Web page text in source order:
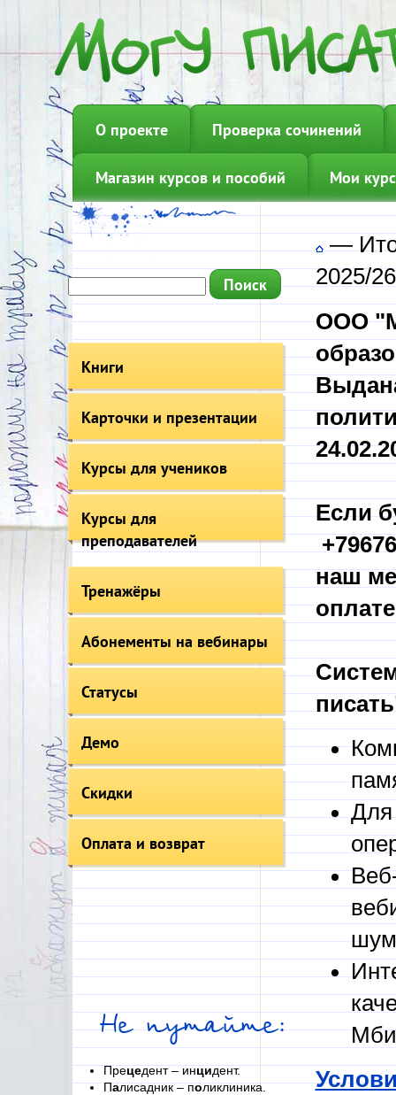
О проекте Проверка сочинений
Магазин курсов и пособий Мои
Книги
Карточки и презентации
Курсы для учеников
Курсы для
преподавателей
Тренажёры
Абонементы на вебинары
Статусы
Демо
Скидки
Оплата и возврат
Не путайте:
Прецедент – инцидент.
Палисадник – поликлиника.
—
2025/
ООО
Если
наш
Для